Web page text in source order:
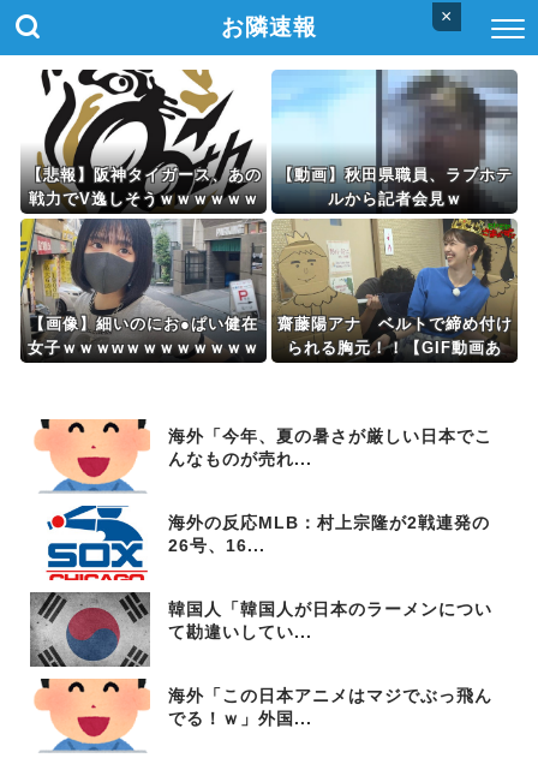
×
お隣速報
【悲報】阪神タイガース、あの
戦力でV逸しそうｗｗｗｗｗｗ
ｗｗｗｗｗ
【動画】秋田県職員、ラブホテ
ルから記者会見ｗ
【画像】細いのにお●ぱい健在
女子ｗｗｗwｗｗｗｗｗｗｗｗ
齋藤陽アナ ベルトで締め付け
られる胸元！！【GIF動画あ
海外「今年、夏の暑さが厳しい日本でこ
んなものが売れ...
海外の反応MLB：村上宗隆が2戦連発の
26号、16...
韓国人「韓国人が日本のラーメンについ
て勘違いしてい...
海外「この日本アニメはマジでぶっ飛ん
でる！ｗ」外国...